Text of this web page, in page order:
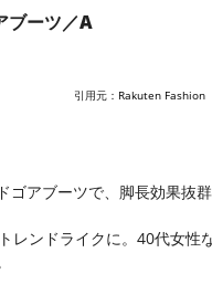
ブーツ／A
引用元： Rakuten Fashion
ゴアブーツで、脚長効果抜
レンドライクに。40代女